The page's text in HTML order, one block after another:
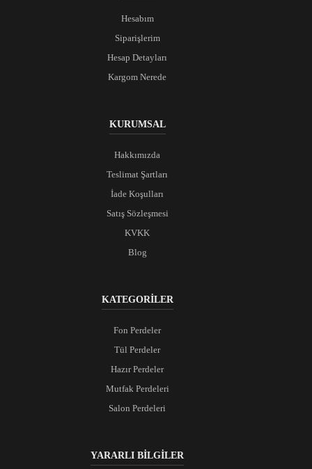
Hesabım
Siparişlerim
Hesap Detayları
Kargom Nerede
KURUMSAL
Hakkımızda
Teslimat Şartları
İade Koşulları
Satış Sözleşmesi
KVKK
Blog
KATEGORİLER
Fon Perdeler
Tül Perdeler
Hazır Perdeler
Mutfak Perdeleri
Salon Perdeleri
YARARLI BİLGİLER